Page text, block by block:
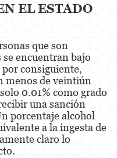
por Armas de
de un Arma de Fuego
EL ESTADO
que son
encuentran bajo
por consiguiente,
menos de veintiún
0.01% como grado
una sanción
porcentaje alcohol
a la ingesta de
claro lo